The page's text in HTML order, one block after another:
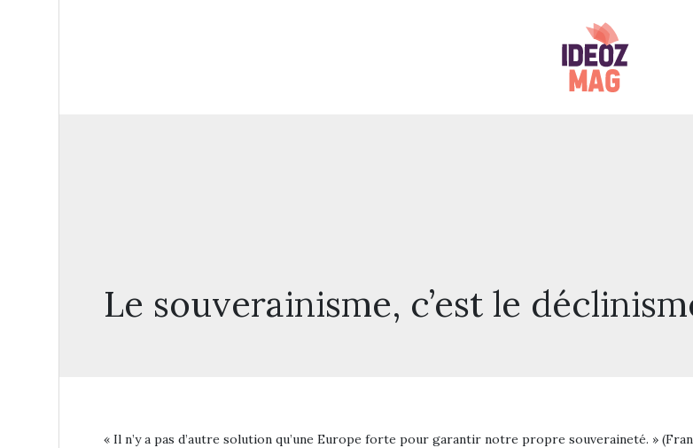
Le souverainisme, c’est le
« Il n’y a pas d’autre solution qu’une Europe forte pour garantir notre propre souveraineté. »